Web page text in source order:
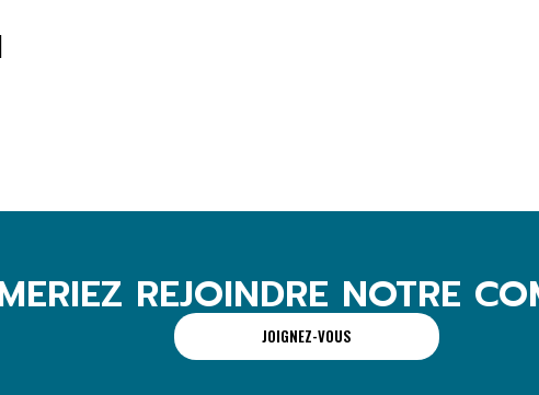
REJOINDRE NOTRE
JOIGNEZ-VOUS